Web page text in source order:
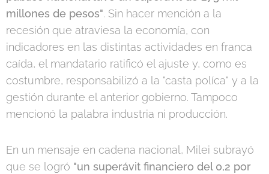
millones de pesos". Sin hacer mención a la
recesión que atraviesa la economía, con
indicadores en las distintas actividades en franca
caída, el mandatario ratificó el ajuste y, como es
costumbre, responsabilizó a la "casta políca" y a la
gestión durante el anterior gobierno. Tampoco
mencionó la palabra industria ni producción.
En un mensaje en cadena nacional, Milei subrayó
que se logró "un superávit financiero del 0,2 por